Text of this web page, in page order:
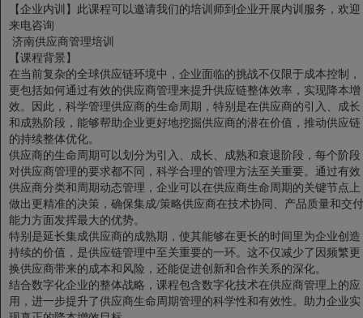
【企业内训】此课程可以邀请我们的培训师到企业开展内训服务，欢迎
来电咨询
济南供应商管理培训
【课程背景】
在当前复杂的全球供应链环境中，企业面临的挑战不仅限于成本控制，
更包括如何通过有效的供应商管理来提升供应链整体效率，实现降本增
效。因此，科学管理供应商的生命周期，特别是在供应商的引入、成长
和成熟阶段，能够帮助企业更好地挖掘供应商的潜在价值，推动供应链
的持续整体优化。
供应商的生命周期可以划分为引入、成长、成熟和衰退阶段，每个阶段
对供应商管理的要求都不同，科学合理的管理方法至关重要。通过有效
供应商分类和周期动态管理，企业可以在供应商生命周期的关键节点上
做出更精准的决策，确保集成/策略供应商在技术协同、产品质量和交付
能力方面发挥最大的优势。
特别是延长集成供应商的成熟期，使其能够在更长的时间里为企业创造
持续的价值，是供应链管理中至关重要的一环。这不仅减少了因频繁更
换供应商带来的成本和风险，还能促进创新和合作关系的深化。
结合数字化企业的整体战略，课程包含数字化技术在供应商管理上的应
用，进一步提升了供应商生命周期管理的科学性和有效性。助力企业实